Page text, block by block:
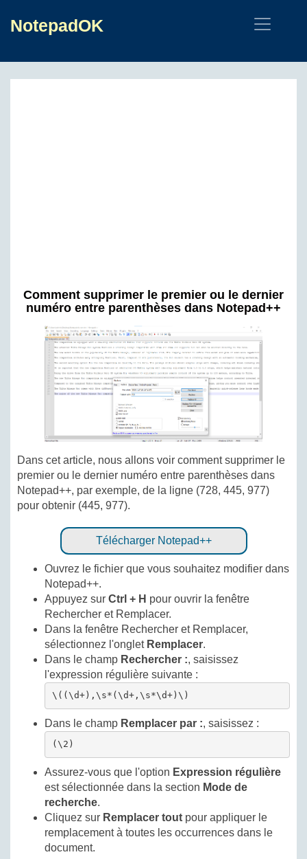
NotepadOK
Comment supprimer le premier ou le dernier
numéro entre parenthèses dans Notepad++
Dans cet article, nous allons voir comment supprimer le
premier ou le dernier numéro entre parenthèses dans
Notepad++, par exemple, de la ligne (728, 445, 977)
pour obtenir (445, 977).
Télécharger Notepad++
Ouvrez le fichier que vous souhaitez modifier dans
Notepad++.
Appuyez sur Ctrl + H pour ouvrir la fenêtre
Rechercher et Remplacer.
Dans la fenêtre Rechercher et Remplacer,
sélectionnez l'onglet Remplacer.
Dans le champ Rechercher :, saisissez
l'expression régulière suivante :
\((\d+),\s*(\d+,\s*\d+)\)
Dans le champ Remplacer par :, saisissez :
(\2)
Assurez-vous que l'option Expression régulière
est sélectionnée dans la section Mode de
recherche.
Cliquez sur Remplacer tout pour appliquer le
remplacement à toutes les occurrences dans le
document.